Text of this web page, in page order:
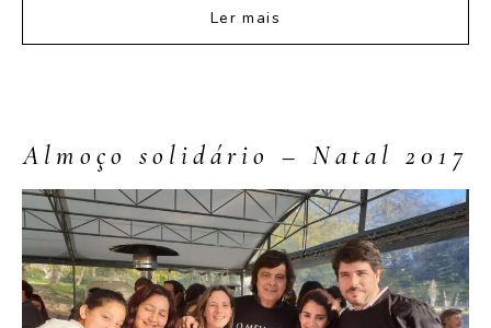
Ler mais
Almoço solidário – Natal 2017